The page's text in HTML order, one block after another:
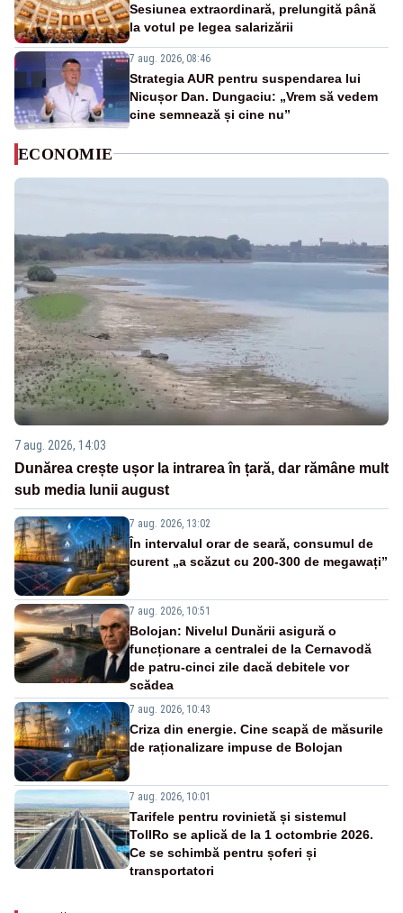
Sesiunea extraordinară, prelungită până
la votul pe legea salarizării
7 aug. 2026, 08:46
Strategia AUR pentru suspendarea lui
Nicușor Dan. Dungaciu: „Vrem să vedem
cine semnează și cine nu”
ECONOMIE
7 aug. 2026, 14:03
Dunărea crește ușor la intrarea în țară, dar rămâne mult
sub media lunii august
7 aug. 2026, 13:02
În intervalul orar de seară, consumul de
curent „a scăzut cu 200-300 de megawați”
7 aug. 2026, 10:51
Bolojan: Nivelul Dunării asigură o
funcționare a centralei de la Cernavodă
de patru-cinci zile dacă debitele vor
scădea
7 aug. 2026, 10:43
Criza din energie. Cine scapă de măsurile
de raționalizare impuse de Bolojan
7 aug. 2026, 10:01
Tarifele pentru rovinietă și sistemul
TollRo se aplică de la 1 octombrie 2026.
Ce se schimbă pentru șoferi și
transportatori